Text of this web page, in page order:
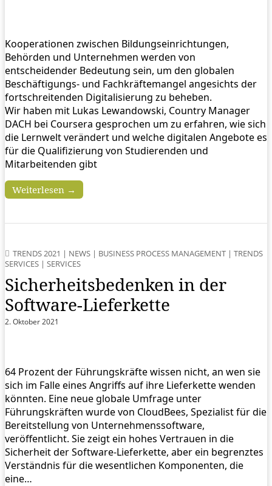
Kooperationen zwischen Bildungseinrichtungen,
Behörden und Unternehmen werden von
entscheidender Bedeutung sein, um den globalen
Beschäftigungs- und Fachkräftemangel angesichts der
fortschreitenden Digitalisierung zu beheben.
Wir haben mit Lukas Lewandowski, Country Manager
DACH bei Coursera gesprochen um zu erfahren, wie sich
die Lernwelt verändert und welche digitalen Angebote es
für die Qualifizierung von Studierenden und
Mitarbeitenden gibt
Weiterlesen →
TRENDS 2021 | NEWS | BUSINESS PROCESS MANAGEMENT | TRENDS
SERVICES | SERVICES
Sicherheitsbedenken in der
Software-Lieferkette
2. Oktober 2021
64 Prozent der Führungskräfte wissen nicht, an wen sie
sich im Falle eines Angriffs auf ihre Lieferkette wenden
könnten. Eine neue globale Umfrage unter
Führungskräften wurde von CloudBees, Spezialist für die
Bereitstellung von Unternehmenssoftware,
veröffentlicht. Sie zeigt ein hohes Vertrauen in die
Sicherheit der Software-Lieferkette, aber ein begrenztes
Verständnis für die wesentlichen Komponenten, die
eine…